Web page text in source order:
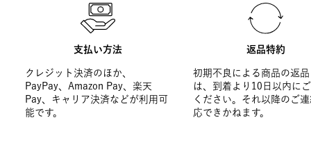
支払い方法
クレジット決済のほか、
PayPay、Amazon Pay、楽天
Pay、キャリア決済などが利用可
能です。
返品特約
初期不良による商品の返
は、到着より10日以内に
ください。それ以降のご
応できかねます。